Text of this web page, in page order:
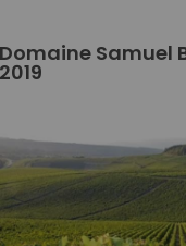
Domaine Samuel
2019